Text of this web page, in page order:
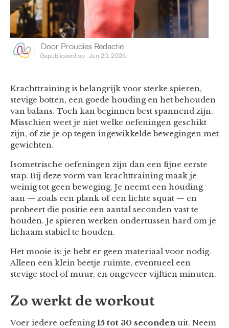
Door Proudies Redactie
Gepubliceerd op Jun 20, 2026
Krachttraining is belangrijk voor sterke spieren,
stevige botten, een goede houding en het behouden
van balans. Toch kan beginnen best spannend zijn.
Misschien weet je niet welke oefeningen geschikt
zijn, of zie je op tegen ingewikkelde bewegingen met
gewichten.
Isometrische oefeningen zijn dan een fijne eerste
stap. Bij deze vorm van krachttraining maak je
weinig tot geen beweging. Je neemt een houding
aan — zoals een plank of een lichte squat — en
probeert die positie een aantal seconden vast te
houden. Je spieren werken ondertussen hard om je
lichaam stabiel te houden.
Het mooie is: je hebt er geen materiaal voor nodig.
Alleen een klein beetje ruimte, eventueel een
stevige stoel of muur, en ongeveer vijftien minuten.
Zo werkt de workout
Voer iedere oefening15 tot 30 secondenuit. Neem